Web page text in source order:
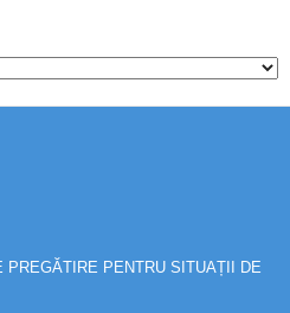
PREGĂTIRE PENTRU SITUAȚII DE